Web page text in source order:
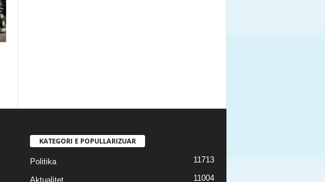
KATEGORI E POPULLARIZUAR
Politika 11713
Aktualitet 11004